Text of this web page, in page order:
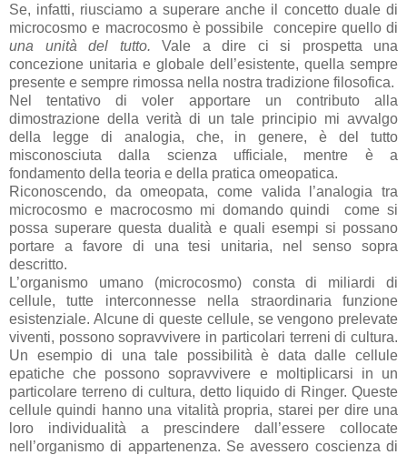
Se, infatti, riusciamo a superare anche il concetto duale di
microcosmo e macrocosmo è possibile concepire quello di
una unità
del tutto. Vale a dire ci si prospetta una
concezione unitaria e globale dell’esistente, quella sempre
presente e sempre rimossa nella nostra tradizione filosofica.
Nel tentativo di voler apportare un contributo alla
dimostrazione della verità di un tale principio mi avvalgo
della legge di analogia, che, in genere, è del tutto
misconosciuta dalla scienza ufficiale, mentre è a
fondamento della teoria e della pratica omeopatica.
Riconoscendo, da omeopata, come valida l’analogia tra
microcosmo e macrocosmo mi domando quindi come si
possa superare questa dualità e quali esempi si possano
portare a favore di una tesi unitaria, nel senso sopra
descritto.
L’organismo umano (microcosmo) consta di miliardi di
cellule, tutte interconnesse nella straordinaria funzione
esistenziale. Alcune di queste cellule, se vengono prelevate
viventi, possono sopravvivere in particolari terreni di cultura.
Un esempio di una tale possibilità è data dalle cellule
epatiche che possono sopravvivere e moltiplicarsi in un
particolare terreno di cultura, detto liquido di Ringer. Queste
cellule quindi hanno una vitalità propria, starei per dire una
loro individualità a prescindere dall’essere collocate
nell’organismo di appartenenza. Se avessero coscienza di